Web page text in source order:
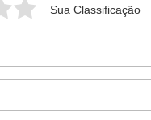
Sua Classificação